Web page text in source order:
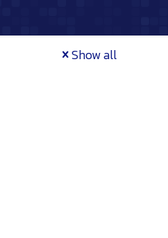
Show all